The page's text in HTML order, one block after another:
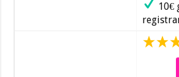
10€